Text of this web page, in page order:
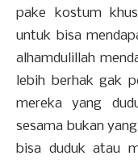
pake kostum
untuk bisa
alhamdulillah
lebih berhak gak
mereka yang
sesama bukan
bisa duduk atau